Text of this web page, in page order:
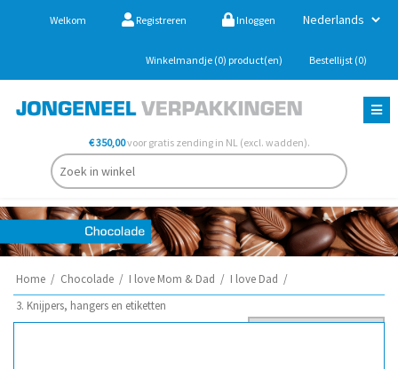
Welkom Registreren Inloggen
Winkelmandje (0) product(en) Bestellijst (0)
€ 350,00voor gratis zending in NL (excl. wadden).
Home / Chocolade / I love Mom & Dad / I love Dad /
3. Knijpers, hangers en etiketten